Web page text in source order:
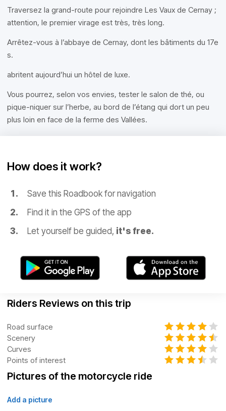
Traversez la grand-route pour rejoindre Les Vaux de Cernay ;
attention, le premier virage est très, très long.
Arrêtez-vous à l’abbaye de Cernay, dont les bâtiments du 17e
s.
abritent aujourd’hui un hôtel de luxe.
Vous pourrez, selon vos envies, tester le salon de thé, ou
pique-niquer sur l’herbe, au bord de l’étang qui dort un peu
plus loin en face de la ferme des Vallées.
How does it work?
Save this Roadbook for navigation
Find it in the GPS of the app
Let yourself be guided, it's free.
Riders Reviews on this trip
Road surface
Scenery
Curves
Points of interest
Pictures of the motorcycle ride
Add a picture